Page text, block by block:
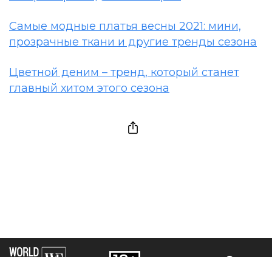
Самые модные платья весны 2021: мини,
прозрачные ткани и другие тренды сезона
Цветной деним – тренд, который станет
главный хитом этого сезона